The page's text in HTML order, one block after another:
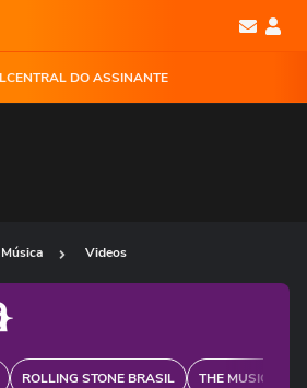
CENTRAL DO ASSINANTE
Música Videos
ROLLING STONE BRASIL THE MUSIC